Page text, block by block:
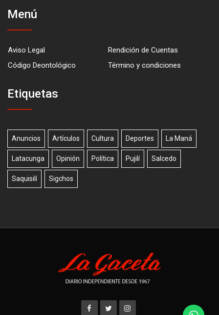
Menú
Aviso Legal
Rendición de Cuentas
Código Deontológico
Término y condiciones
Etiquetas
Anuncios Artículos Cultura Deportes La Maná
Latacunga Opinión Política Pujilí Salcedo
Saquisilí Sigchos